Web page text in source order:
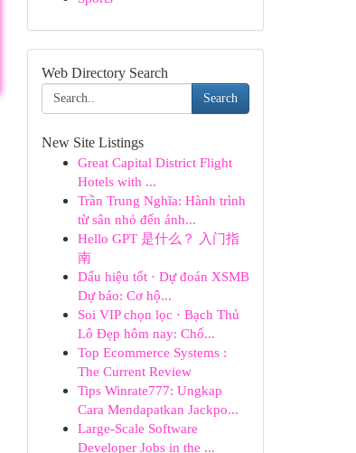
Web Directory Search
Search
New Site Listings
Great Capital District Flight
Hotels with ...
Trần Trung Nghĩa: Hành trình
từ sân nhỏ đến ánh...
Hello GPT 是什么？ 入门指
南
Dấu hiệu tốt · Dự đoán XSMB
Dự báo: Cơ hộ...
Soi VIP chọn lọc · Bạch Thủ
Lô Đẹp hôm nay: Chố...
Top Ecommerce Systems :
The Current Review
Tips Winrate777: Ungkap
Cara Mendapatkan Jackpo...
Large-Scale Software
Developer Jobs in the ...